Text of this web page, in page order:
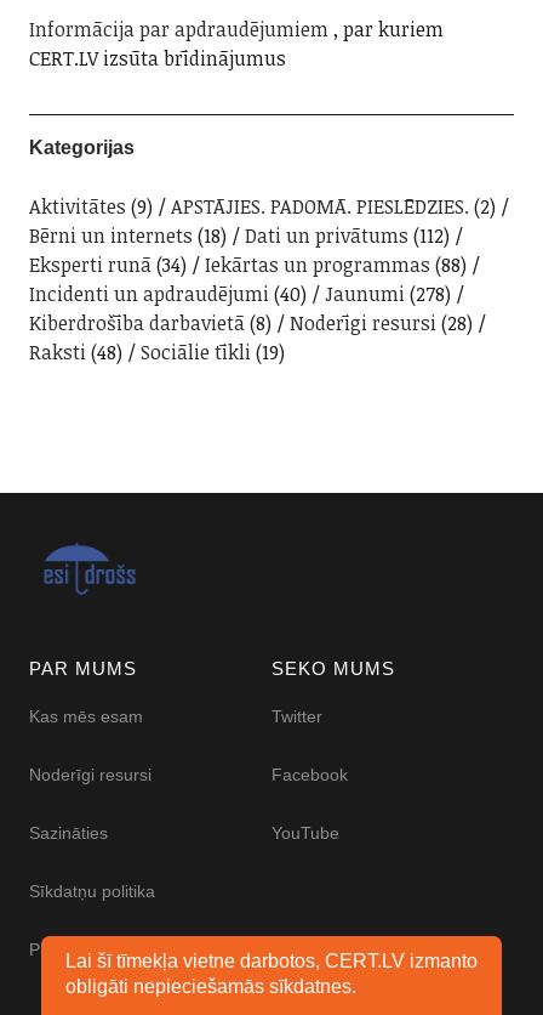
Informācija par apdraudējumiem, par kuriem
CERT.LV izsūta brīdinājumus
Kategorijas
Aktivitātes (9) APSTĀJIES. PADOMĀ. PIESLĒDZIES. (2)
Bērni un internets (18) Dati un privātums (112)
Eksperti runā(34) Iekārtas un programmas (88)
Incidenti un apdraudējumi(40) Jaunumi(278)
Kiberdrošība darbavietā(8) Noderīgi resursi(28)
Raksti(48) Sociālie tīkli(19)
PAR MUMS
Kas mēs esam
Noderīgi resursi
Sazināties
Sīkdatņu politika
Piekļūstamības paziņojums
SEKO MUMS
Twitter
Facebook
YouTube
Lai šī tīmekļa vietne darbotos, CERT.LV izmanto
obligāti nepieciešamās sīkdatnes.